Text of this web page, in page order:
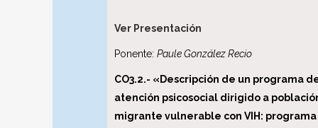
Ver Presentación
Ponente: Paule González Recio
CO3.2.- «Descripción de un programa
atención psicosocial dirigido a
migrante vulnerable con VIH: